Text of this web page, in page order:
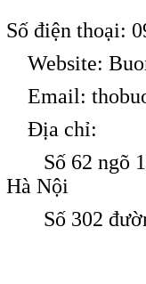
Số điện thoại:
Website:
Email:
Địa chỉ:
Số 62 ngõ
Hà Nội
Số 302